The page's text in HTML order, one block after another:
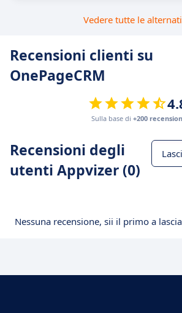
Vedere tutte le
Recensioni clienti su
OnePageCRM
Sulla base di +200
Recensioni degli
utenti Appvizer (0)
Nessuna recensione, sii il primo a